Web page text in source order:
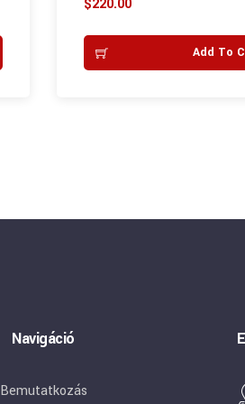
out of 5
$220.00
Add To
Navigáció
Bemutatkozás